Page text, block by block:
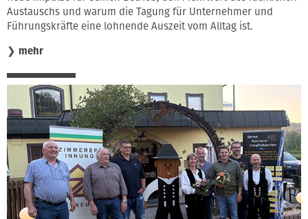
Austauschs und warum die Tagung für Unternehmer und
Führungskräfte eine lohnende Auszeit vom Alltag ist.
❯ mehr